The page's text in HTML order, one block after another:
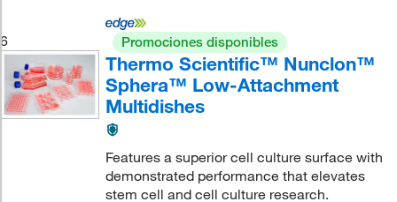
6 Promociones disponibles
Thermo Scientific™ Nunclon™
Sphera™ Low-Attachment
Multidishes
Features a superior cell culture surface with
demonstrated performance that elevates
stem cell and cell culture research.